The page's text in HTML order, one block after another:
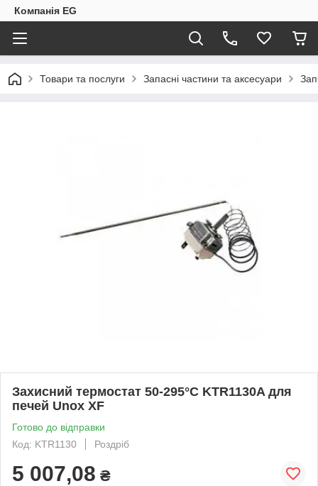
Компанія EG
Товари та послуги Запасні частини та аксесуари
Захисний термостат 50-295°C KTR1130A для
печей Unox XF
Готово до відправки
Код: KTR1130
Роздріб
5 007,08 ₴